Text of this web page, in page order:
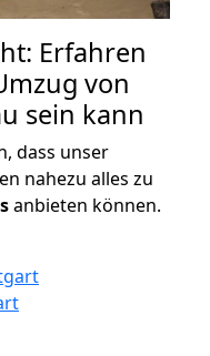
Erfahren
von
sein kann
dass unser
nahezu alles zu
anbieten können.